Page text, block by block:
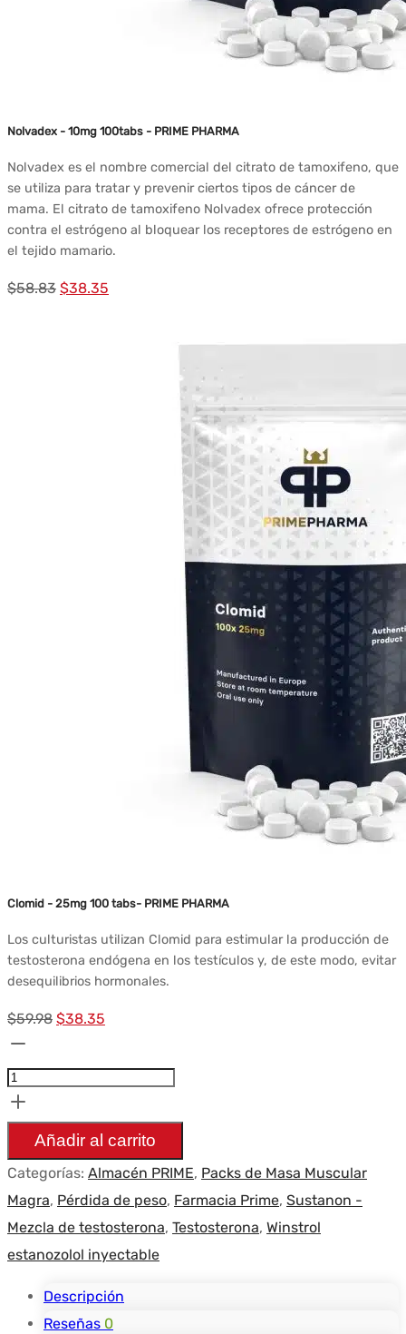
Nolvadex - 10mg 100tabs - PRIME PHARMA
Nolvadex es el nombre comercial del citrato de tamoxifeno, que
se utiliza para tratar y prevenir ciertos tipos de cáncer de
mama. El citrato de tamoxifeno Nolvadex ofrece protección
contra el estrógeno al bloquear los receptores de estrógeno en
el tejido mamario.
$58.83 El
$38.35
Clomid - 25mg 100 tabs- PRIME PHARMA
Los culturistas utilizan Clomid para estimular la producción de
testosterona endógena en los testículos y, de este modo, evitar
desequilibrios hormonales.
$59.98 El
original
$59.98.
$38.35
actual
$38.35.
Pack
de
Sèche
-
SUSTANON
/
WINSTROL
Añadir al carrito
Categorías: Almacén PRIME, Packs de Masa Muscular
Magra, Pérdida de peso, Farmacia Prime, Sustanon -
Mezcla de testosterona, Testosterona, Winstrol
estanozolol inyectable
Descripción
Reseñas 0